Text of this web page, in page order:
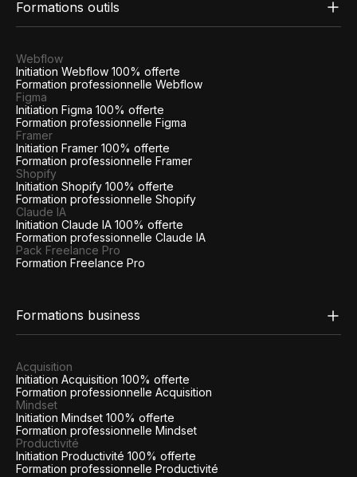
Formations outils
Webflow
Initiation Webflow 100% offerte
Formation professionnelle Webflow
Figma
Initiation Figma 100% offerte
Formation professionnelle Figma
Framer
Initiation Framer 100% offerte
Formation professionnelle Framer
Shopify
Initiation Shopify 100% offerte
Formation professionnelle Shopify
Claude IA
Initiation Claude IA 100% offerte
Formation professionnelle Claude IA
Pack Freelance Pro
Formation Freelance Pro
Formations business
Acquisition
Initiation Acquisition 100% offerte
Formation professionnelle Acquisition
Mindset
Initiation Mindset 100% offerte
Formation professionnelle Mindset
Productivité
Initiation Productivité 100% offerte
Formation professionnelle Productivité